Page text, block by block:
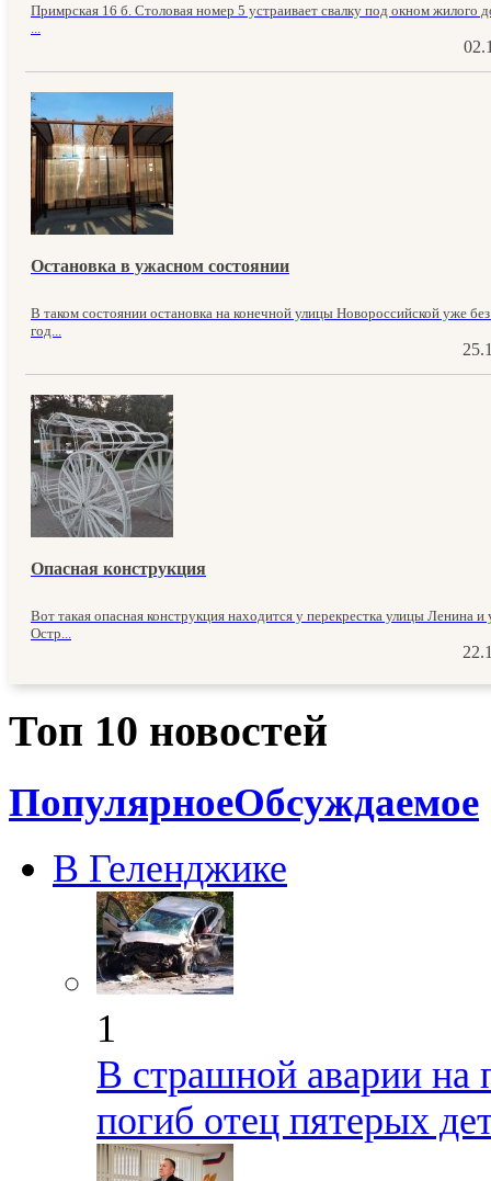
Примрская 16 б. Столовая номер 5 устраивает свалку под окном жилого
Остановка в ужасном состоянии
В таком состоянии остановка на конечной улицы Новороссийской уже
год...
Опасная конструкция
Вот такая опасная конструкция находится у перекрестка улицы Ленина и
Остр...
Топ 10 новостей
ПопулярноеОбсуждаемое
В Геленджике
1
В страшной аварии на
погиб отец пятерых